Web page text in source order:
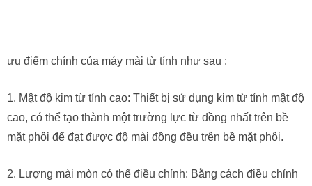
ưu điểm chính của máy mài từ tính như sau :
1. Mật độ kim từ tính cao: Thiết bị sử dụng kim từ tính mật độ
cao, có thể tạo thành một trường lực từ đồng nhất trên bề
mặt phôi để đạt được độ mài đồng đều trên bề mặt phôi.
2. Lượng mài mòn có thể điều chỉnh: Bằng cách điều chỉnh